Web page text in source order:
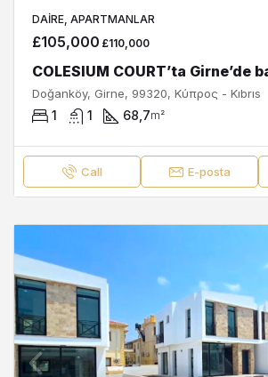
DAIRE, APARTMANLAR
£105,000 £110,000
COLESIUM COURT’ta Girne’de
Doğanköy, Girne, 99320, Κύπρος - Kıbrıs
1 1 68,7m²
Call E-posta